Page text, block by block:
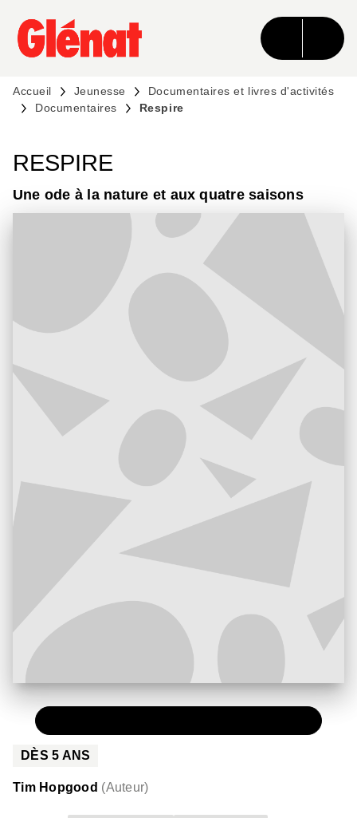
MENU RECHERCHE CONTENU
PIED DE PAGE
Accueil Jeunesse
Documentaires et livres d'activités
Documentaires
Respire
RESPIRE
Une ode à la nature et aux quatre saisons
DÈS5 ANS
Tim Hopgood (Auteur)